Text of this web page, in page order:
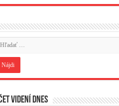
videní dnes